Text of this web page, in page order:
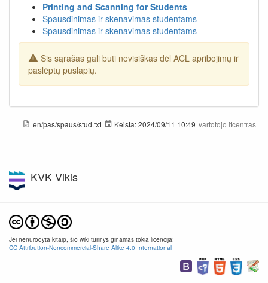
Printing and Scanning for Students
Spausdinimas ir skenavimas studentams
Spausdinimas ir skenavimas studentams
Šis sąrašas gali būti nevisiškas dėl ACL apribojimų ir
paslėptų puslapių.
en/pas/spaus/stud.txt Keista:2024/09/11 10:49 vartotojo itcentras
KVK Vikis
Jei nenurodyta kitaip, šio wiki turinys ginamas tokia licencija:
CC Attribution-Noncommercial-Share Alike 4.0 International